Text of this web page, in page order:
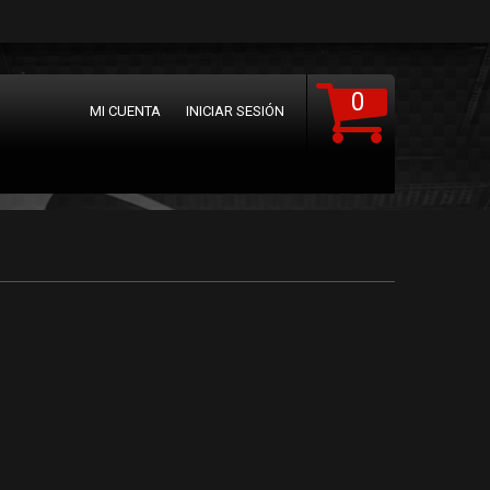
0
MI CUENTA INICIAR SESIÓN